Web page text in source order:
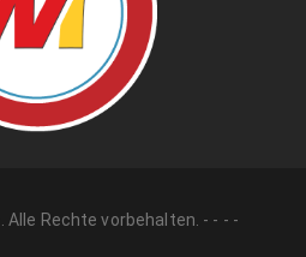
. Alle Rechte vorbehalten. - - - -